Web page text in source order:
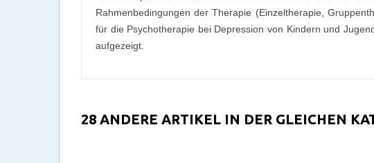
Rahmenbedingungen der Therapie (Einzeltherapie,
für die Psychotherapie bei Depression von Kindern und
aufgezeigt.
28 ANDERE ARTIKEL IN DER GLEICHEN